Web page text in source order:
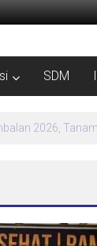
SDM